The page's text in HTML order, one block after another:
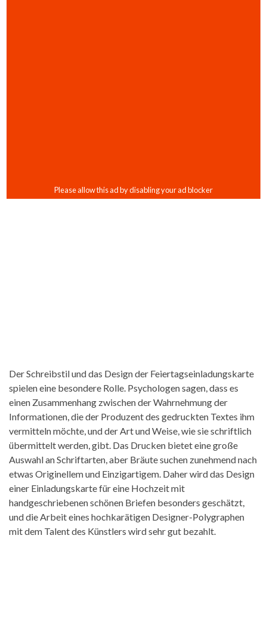
Der Schreibstil und das Design der Feiertagseinladungskarte
spielen eine besondere Rolle. Psychologen sagen, dass es
einen Zusammenhang zwischen der Wahrnehmung der
Informationen, die der Produzent des gedruckten Textes ihm
vermitteln möchte, und der Art und Weise, wie sie schriftlich
übermittelt werden, gibt. Das Drucken bietet eine große
Auswahl an Schriftarten, aber Bräute suchen zunehmend nach
etwas Originellem und Einzigartigem. Daher wird das Design
einer Einladungskarte für eine Hochzeit mit
handgeschriebenen schönen Briefen besonders geschätzt,
und die Arbeit eines hochkarätigen Designer-Polygraphen
mit dem Talent des Künstlers wird sehr gut bezahlt.